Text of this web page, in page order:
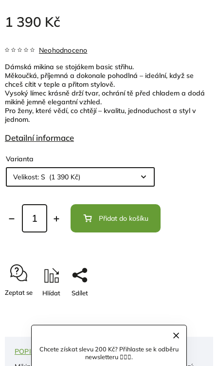
Chcete získat slevu 200 Kč? Přihlaste se k odběru
newsletteru 🙋🏼‍♀️.
1 390 Kč
Neohodnoceno
Dámská mikina se stojákem basic střihu.
Měkoučká, příjemná a dokonale pohodlná – ideální, když se
chceš cítit v teple a přitom stylově.
Vysoký límec krásně drží tvar, ochrání tě před chladem a dodá
mikině jemně elegantní vzhled.
Pro ženy, které vědí, co chtějí – kvalitu, jednoduchost a styl v
jednom.
Detailní informace
Varianta
Přidat do košíku
Zeptat se Hlídat Sdílet
POPIS HODNOCENÍ
DISKUZE